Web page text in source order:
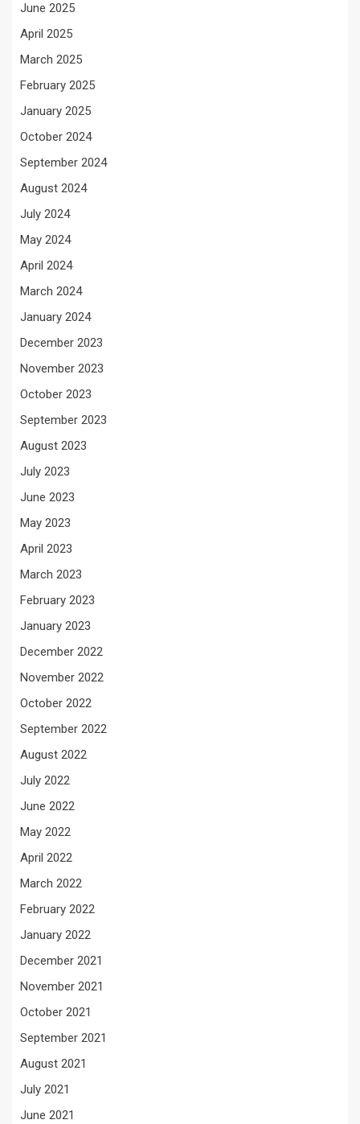
June 2025
April 2025
March 2025
February 2025
January 2025
October 2024
September 2024
August 2024
July 2024
May 2024
April 2024
March 2024
January 2024
December 2023
November 2023
October 2023
September 2023
August 2023
July 2023
June 2023
May 2023
April 2023
March 2023
February 2023
January 2023
December 2022
November 2022
October 2022
September 2022
August 2022
July 2022
June 2022
May 2022
April 2022
March 2022
February 2022
January 2022
December 2021
November 2021
October 2021
September 2021
August 2021
July 2021
June 2021